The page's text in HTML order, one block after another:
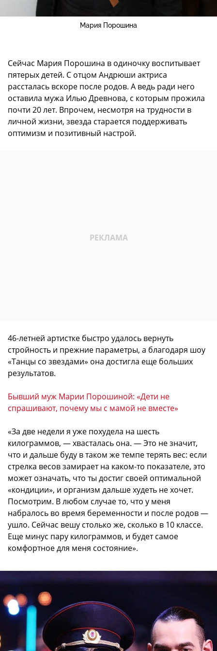
Мария Порошина
Сейчас Мария Порошина в одиночку воспитывает
пятерых детей. С отцом Андрюши актриса
рассталась вскоре после родов. А ведь ради него
оставила мужа Илью Древнова, с которым прожила
почти 20 лет. Впрочем, несмотря на трудности в
личной жизни, звезда старается поддерживать
оптимизм и позитивный настрой.
46-летней артистке быстро удалось вернуть
стройность и прежние параметры, а благодаря шоу
«Танцы со звездами» она достигла еще больших
результатов.
Бывший муж Марии Порошиной: «Дети не
спрашивают, почему мы с мамой не вместе»
«За две недели я уже похудела на шесть
килограммов, — хвасталась она. — Это не значит,
что и дальше буду в таком же темпе терять вес: если
стрелка весов замирает на каком-то показателе, это
может означать, что ты достиг своей оптимальной
«кондиции», и организм дальше худеть не хочет.
Посмотрим. В любом случае то, что у меня
набралось во время беременности и после родов —
ушло. Сейчас вешу столько же, сколько в 10 классе.
Еще минус пару килограммов, и будет самое
комфортное для меня состояние».